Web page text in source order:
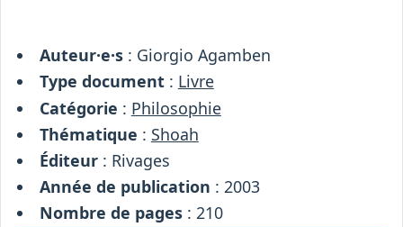
Centre de Soin
Osiris
Interprétariat
Centre
Ressources
Auteur·e·s: Giorgio Agamben
Type document: Livre
Catégorie : Philosophie
Thématique : Shoah
Éditeur: Rivages
Année de publication : 2003
Nombre de pages: 210